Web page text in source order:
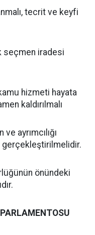
tecrit ve keyfi
seçmen iradesi
hizmeti hayata
kaldırılmalı
ayrımcılığı
gerçekleştirilmelidir.
önündeki